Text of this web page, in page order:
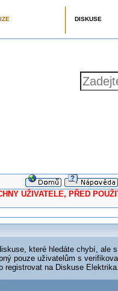
DISKUSE
PŘED
které hledáte chybí, ale
pouze uživatelům s
registrovat na Diskuse